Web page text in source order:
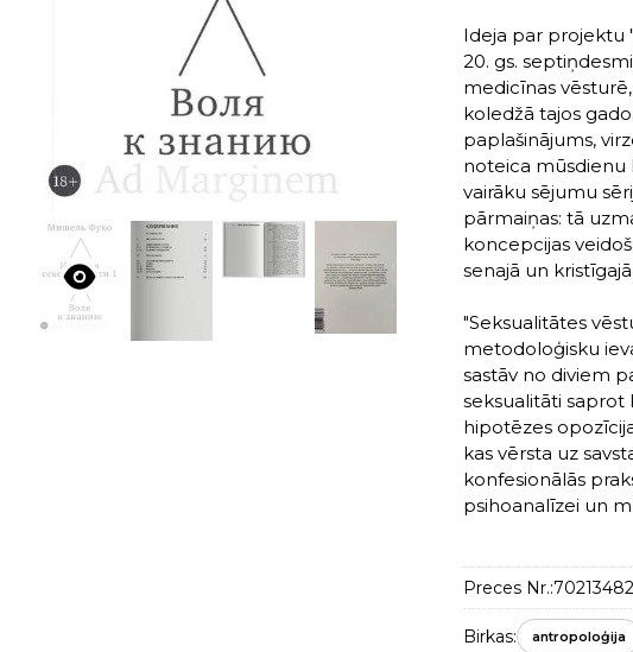
Ideja par projektu
20. gs.
medicīnas
koledžā tajos
paplašinājums,
noteica mūsdienu
vairāku sējumu
pārmaiņas: tā
koncepcijas
senajā un
"Seksualitātes
metodoloģisku
sastāv no diviem
seksualitāti saprot
hipotēzes
kas vērsta uz
konfesionālās
psihoanalīzei un
Preces Nr.:70213482
Birkas: antropoloģija